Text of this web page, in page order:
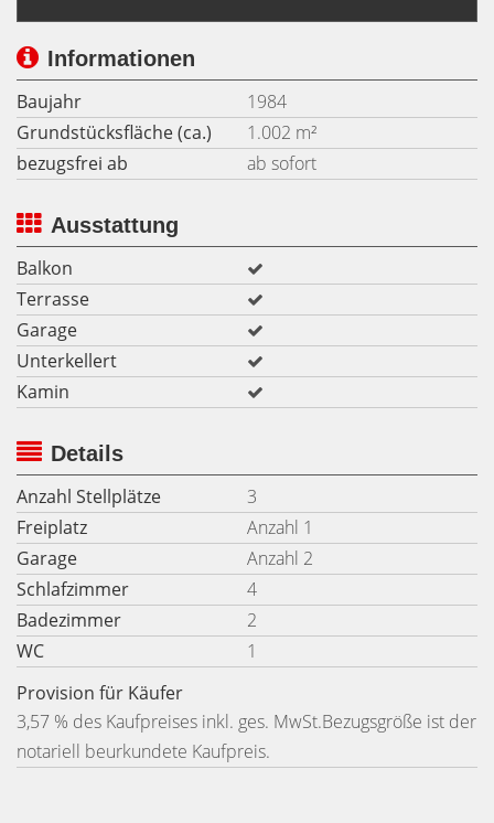
Informationen
Baujahr
1984
Grundstücksfläche (ca.)
1.002 m²
bezugsfrei ab
ab sofort
Ausstattung
Balkon
Terrasse
Garage
Unterkellert
Kamin
Details
Anzahl Stellplätze
3
Freiplatz
Anzahl 1
Garage
Anzahl 2
Schlafzimmer
4
Badezimmer
2
WC
1
Provision für Käufer
3,57 % des Kaufpreises inkl. ges. MwSt.Bezugsgröße ist der
notariell beurkundete Kaufpreis.